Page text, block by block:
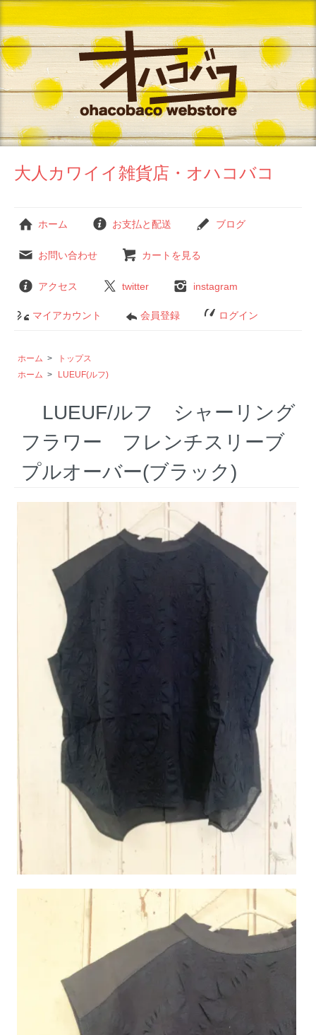
大人カワイイ雑貨店・オハコバコ
ホーム お支払と配送 ブログ
お問い合わせ カートを見る
アクセス twitter instagram
マイアカウント 会員登録 ログイン
ホーム >
トップス
ホーム > LUEUF(ルフ)
LUEUF/ルフ シャーリング
フラワー フレンチスリーブ
プルオーバー(ブラック)